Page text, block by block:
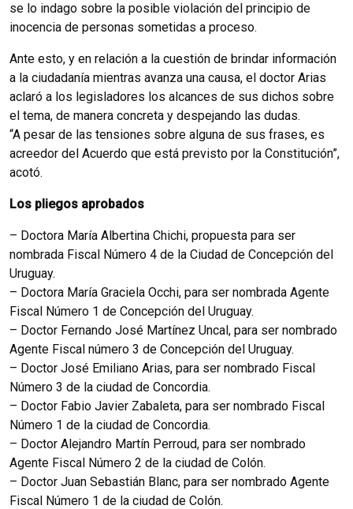
se lo indago sobre la posible violación del principio de
inocencia de personas sometidas a proceso.
Ante esto, y en relación a la cuestión de brindar información
a la ciudadanía mientras avanza una causa, el doctor Arias
aclaró a los legisladores los alcances de sus dichos sobre
el tema, de manera concreta y despejando las dudas.
“A pesar de las tensiones sobre alguna de sus frases, es
acreedor del Acuerdo que está previsto por la Constitución”,
acotó.
Los pliegos aprobados
– Doctora María Albertina Chichi, propuesta para ser
nombrada Fiscal Número 4 de la Ciudad de Concepción del
Uruguay.
– Doctora María Graciela Occhi, para ser nombrada Agente
Fiscal Número 1 de Concepción del Uruguay.
– Doctor Fernando José Martínez Uncal, para ser nombrado
Agente Fiscal número 3 de Concepción del Uruguay.
– Doctor José Emiliano Arias, para ser nombrado Fiscal
Número 3 de la ciudad de Concordia.
– Doctor Fabio Javier Zabaleta, para ser nombrado Fiscal
Número 1 de la ciudad de Concordia.
– Doctor Alejandro Martín Perroud, para ser nombrado
Agente Fiscal Número 2 de la ciudad de Colón.
– Doctor Juan Sebastián Blanc, para ser nombrado Agente
Fiscal Número 1 de la ciudad de Colón.